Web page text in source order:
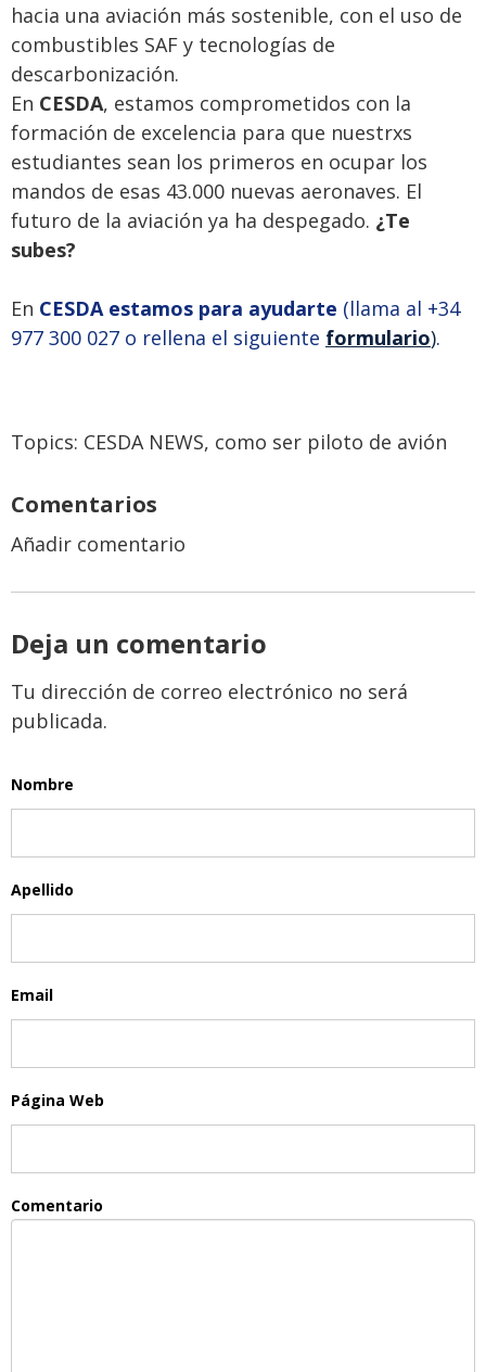
hacia una aviación más sostenible, con el uso de
combustibles SAF y tecnologías de
descarbonización.
En CESDA, estamos comprometidos con la
formación de excelencia para que nuestrxs
estudiantes sean los primeros en ocupar los
mandos de esas 43.000 nuevas aeronaves. El
futuro de la aviación ya ha despegado. ¿Te
subes?
En CESDA estamos para ayudarte (llama al +34
977 300 027 o rellena el siguiente formulario).
Topics: CESDA NEWS, como ser piloto de avión
Comentarios
Añadir comentario
Deja un comentario
Tu dirección de correo electrónico no será
publicada.
Nombre
Apellido
Email
Página Web
Comentario